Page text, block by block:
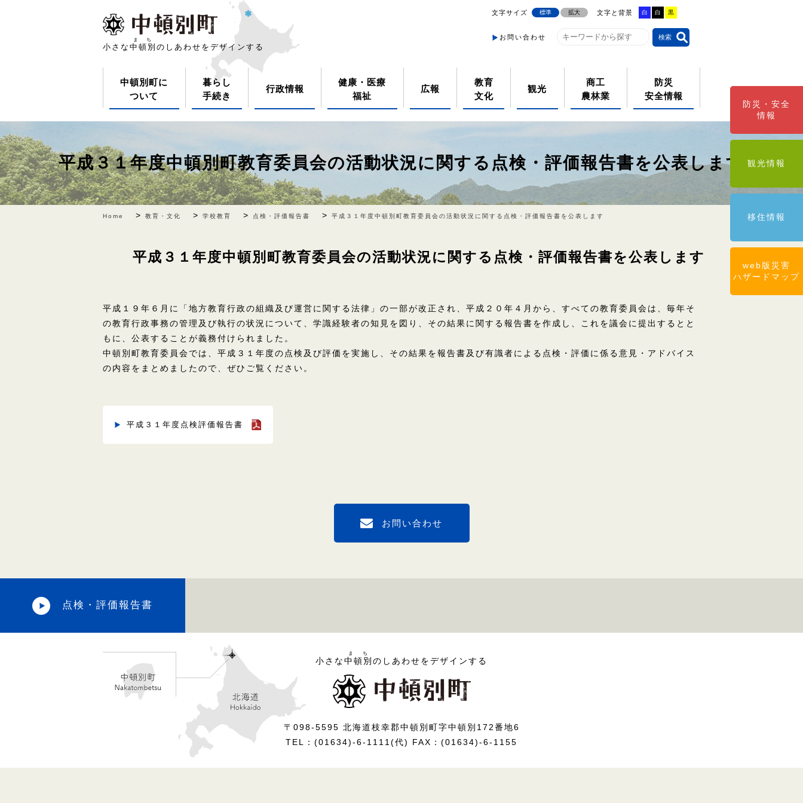
小さな 中頓別
まち
のしあわせをデザインする
中頓別町に
ついて
暮らし
手続き
行政情報
健康・医療
福祉
広報
教育
文化
観光
商工
農林業
防災
安全情報
文字サイズ 標準 拡大 文字と背景 白 白 黒
お問い合わせ
防災・安全
情報
観光情報
移住情報
web版災害
ハザードマップ
平成３１年度中頓別町教育委員会の活動状況に関する点検・評価報告書を公表します
Home > 教育・文化 > 学校教育 > 点検・評価報告書 > 平成３１年度中頓別町教育委員会の活動状況に関する点検・評価報告書を公表します
平成３１年度中頓別町教育委員会の活動状況に関する点検・評価報告書を公表します
平成１９年６月に「地方教育行政の組織及び運営に関する法律」の一部が改正され、平成２０年４月から、すべての教育委員会は、 毎年そ
の教育行政事務の管理及び執行の状況について、学識経験者の知見を図り、その結果に関する報告書を作成し、これを議会に提出するとと
もに、公表することが義務付けられました。
中頓別町教育委員会では、平成３１年度の点検及び評価を実施し、その結果を報告書及び有識者による点検・評価に係る意見・アドバイス
の内容をまとめましたので、ぜひご覧ください。
平成３１年度点検評価報告書
お問い合わせ
点検・評価報告書
小さな中頓別
まち
のしあわせをデザインする
〒098-5595 北海道枝幸郡中頓別町字中頓別172番地6
TEL：(01634)-6-1111(代) FAX：(01634)-6-1155